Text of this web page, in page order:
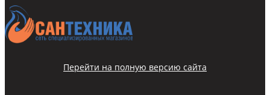
Перейти на полную версию сайта